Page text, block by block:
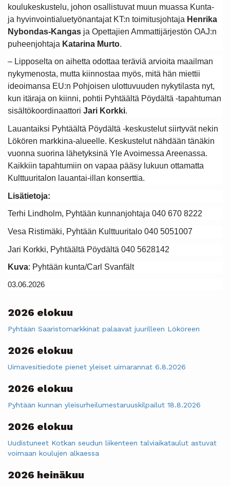
koulukeskustelu, johon osallistuvat muun muassa Kunta-
ja hyvinvointialuetyönantajat KT:n toimitusjohtaja Henrika
Nybondas-Kangas ja Opettajien Ammattijärjestön OAJ:n
puheenjohtaja Katarina Murto.
– Lipposelta on aihetta odottaa teräviä arvioita maailman
nykymenosta, mutta kiinnostaa myös, mitä hän miettii
ideoimansa EU:n Pohjoisen ulottuvuuden nykytilasta nyt,
kun itäraja on kiinni, pohtii Pyhtäältä Pöydältä -tapahtuman
sisältökoordinaattori Jari Korkki.
Lauantaiksi Pyhtäältä Pöydältä -keskustelut siirtyvät nekin
Lökören markkina-alueelle. Keskustelut nähdään tänäkin
vuonna suorina lähetyksinä Yle Avoimessa Areenassa.
Kaikkiin tapahtumiin on vapaa pääsy lukuun ottamatta
Kulttuuritalon lauantai-illan konserttia.
Lisätietoja:
Terhi Lindholm, Pyhtään kunnanjohtaja 040 670 8222
Vesa Ristimäki, Pyhtään Kulttuuritalo 040 5051007
Jari Korkki, Pyhtäältä Pöydältä 040 5628142
Kuva: Pyhtään kunta/Carl Svanfält
03.06.2026
2026 elokuu
Pyhtään Saaristomarkkinat palaavat juurilleen Lököreen
2026 elokuu
Uimavesitiedote pienet yleiset uimarannat 6.8.2026
2026 elokuu
Pyhtään kunnan yleisurheilumestaruuskilpailut 18.8.2026
2026 elokuu
Uudistuneet Kotkan seudun liikenteen talviaikataulut astuvat
voimaan koulujen alkaessa
2026 heinäkuu